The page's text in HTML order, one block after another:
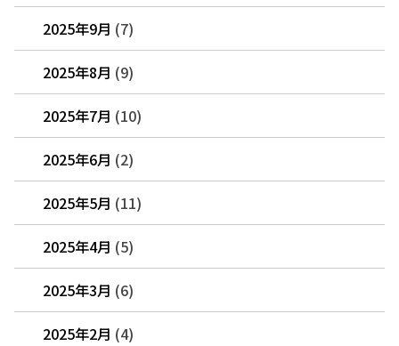
2025年9月 (7)
2025年8月 (9)
2025年7月 (10)
2025年6月 (2)
2025年5月 (11)
2025年4月 (5)
2025年3月 (6)
2025年2月 (4)